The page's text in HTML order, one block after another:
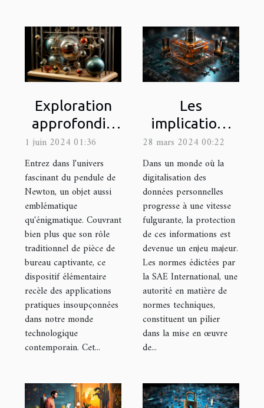
Exploration
approfondie
des
applications
pratiques du
pendule de
Newton dans
la technologie
moderne
1 juin 2024 01:36
Entrez dans l'univers
fascinant du pendule de
Newton, un objet aussi
emblématique
qu'énigmatique. Couvrant
bien plus que son rôle
traditionnel de pièce de
bureau captivante, ce
dispositif élémentaire
recèle des applications
pratiques insoupçonnées
dans notre monde
technologique
contemporain. Cet...
Les
implications
de la
conformité
aux normes
SAE pour la
protection des
données
personnelles
28 mars 2024 00:22
Dans un monde où la
digitalisation des
données personnelles
progresse à une vitesse
fulgurante, la protection
de ces informations est
devenue un enjeu majeur.
Les normes édictées par
la SAE International, une
autorité en matière de
normes techniques,
constituent un pilier
dans la mise en œuvre
de...